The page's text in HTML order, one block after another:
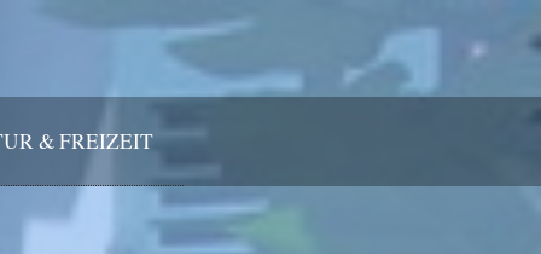
& FREIZEIT